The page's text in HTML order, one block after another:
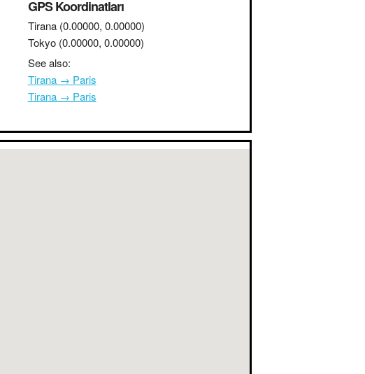
GPS Koordinatları
Tirana (0.00000, 0.00000)
Tokyo (0.00000, 0.00000)
See also:
Tirana → Paris
Tirana → Paris